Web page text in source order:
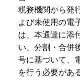
税務機関から発
よび未使用の電
は、本通達に添
い、分割・合併
号に基づいて、
を行う必要がある